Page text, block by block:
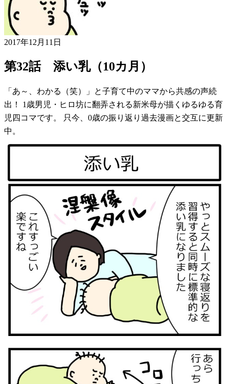
2017年12月11日
第32話 添い乳（10カ月）
「あ～、わかる（笑）」と子育て中のママから共感の声続
出！ 1歳男児・ヒロ坊に翻弄される新米母が描くゆるゆる育
児四コマです。 只今、0歳の振り返り過去漫画と交互に更新
中。